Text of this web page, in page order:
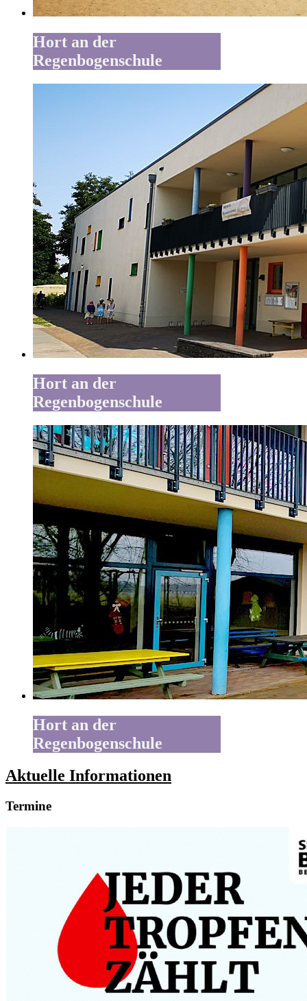
Hort an der
Regenbogenschule
Hort an der
Regenbogenschule
Hort an der
Regenbogenschule
Aktuelle Informationen
Termine